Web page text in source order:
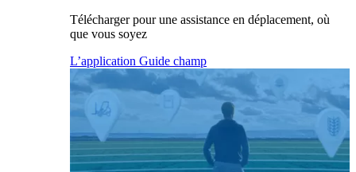
Télécharger pour une assistance en déplacement, où
que vous soyez
L’application Guide champ